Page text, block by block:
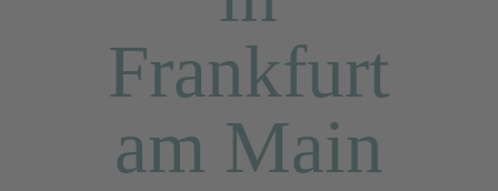
Frankfurt
am Main